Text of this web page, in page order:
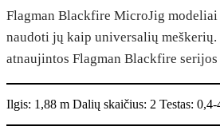
Blackfire
MicroJig
1.88м
Flagman Blackfire MicroJig
naudoti jų kaip universalių
atnaujintos Flagman Blackfire
Ilgis: 1,88 m Dalių skaičius: 2 Testas: